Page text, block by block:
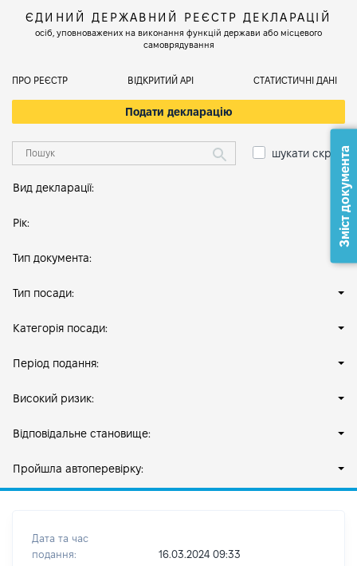
ЄДИНИЙ ДЕРЖАВНИЙ РЕЄСТР ДЕКЛАРАЦІЙ
осіб, уповноважених на виконання функцій держави або місцевого
самоврядування
ПРО РЕЄСТР ВІДКРИТИЙ АРІ СТАТИСТИЧНІ ДАНІ
Подати декларацію
шукати скрізь
Вид декларації:
Рік:
Тип документа:
Тип посади:
Категорія посади:
Період подання:
Високий ризик:
Відповідальне становище:
Пройшла автоперевірку:
Дата та час
подання:
16.03.2024 09:33
Зміст документа